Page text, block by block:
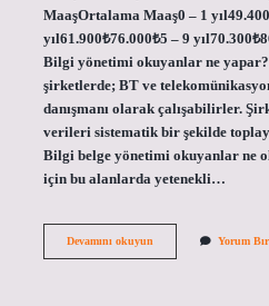
MaaşOrtalama Maaş0 – 1
yıl61.900₺76.000₺5 – 9
Bilgi yönetimi okuyanlar ne
şirketlerde; BT ve
danışmanı olarak çalışabilirler.
verileri sistematik bir şekilde
Bilgi belge yönetimi okuyanlar
için bu alanlarda yetenekli…
Devamını okuyun2
Yorum